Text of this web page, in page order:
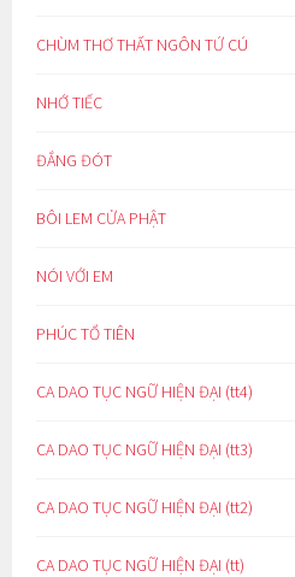
CHÙM THƠ THẤT NGÔN TỨ CÚ
NHỚ TIẾC
ĐẮNG ĐÓT
BÔI LEM CỬA PHẬT
NÓI VỚI EM
PHÚC TỔ TIÊN
CA DAO TỤC NGỮ HIỆN ĐẠI (tt4)
CA DAO TỤC NGỮ HIỆN ĐẠI (tt3)
CA DAO TỤC NGỮ HIỆN ĐẠI (tt2)
CA DAO TỤC NGỮ HIỆN ĐẠI (tt)